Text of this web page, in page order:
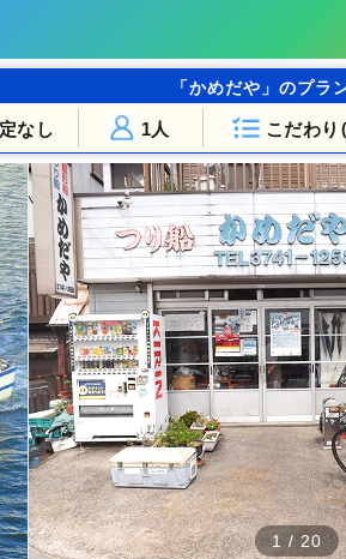
「かめだや」のプラ
なし こだわり
1人
1/20